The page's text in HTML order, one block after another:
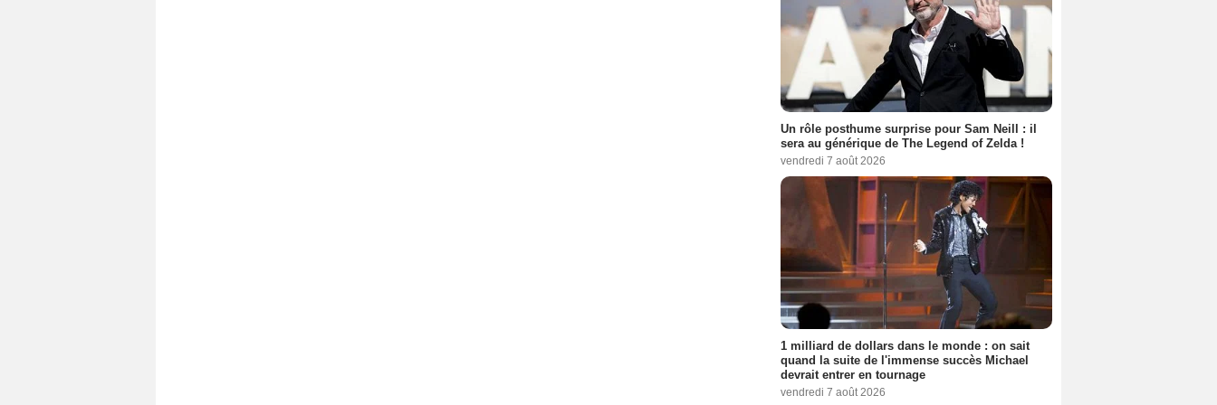
Un rôle posthume surprise pour Sam Neill : il
sera au générique de The Legend of Zelda !
vendredi 7 août 2026
1 milliard de dollars dans le monde : on sait
quand la suite de l'immense succès Michael
devrait entrer en tournage
vendredi 7 août 2026